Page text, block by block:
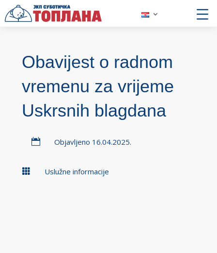
Obavijest o radnom
vremenu za vrijeme
Uskrsnih blagdana
 Objavljeno 16.04.2025.
 Uslužne informacije